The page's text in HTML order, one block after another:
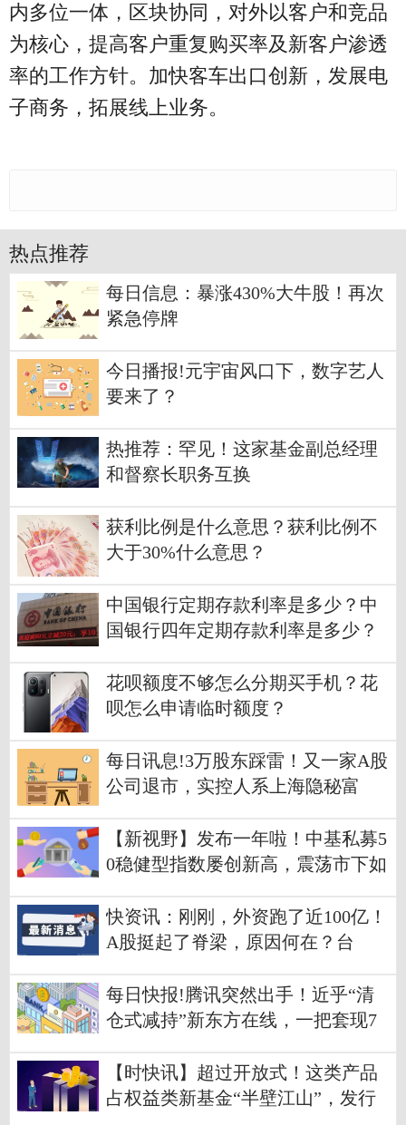
内多位一体，区块协同，对外以客户和竞品
为核心，提高客户重复购买率及新客户渗透
率的工作方针。加快客车出口创新，发展电
子商务，拓展线上业务。
热点推荐
每日信息：暴涨430%大牛股！再次
紧急停牌
今日播报!元宇宙风口下，数字艺人
要来了？
热推荐：罕见！这家基金副总经理
和督察长职务互换
获利比例是什么意思？获利比例不
大于30%什么意思？
中国银行定期存款利率是多少？中
国银行四年定期存款利率是多少？
花呗额度不够怎么分期买手机？花
呗怎么申请临时额度？
每日讯息!3万股东踩雷！又一家A股
公司退市，实控人系上海隐秘富
增至43家
【新视野】发布一年啦！中基私募5
0稳健型指数屡创新高，震荡市下如
快资讯：刚刚，外资跑了近100亿！
A股挺起了脊梁，原因何在？台
车炸毁！富士山或喷发？日警察厅
全面准备！
每日快报!腾讯突然出手！近乎“清
仓式减持”新东方在线，一把套现7
有机构挖董宇辉！一根玉米卖6元被
质疑太贵
【时快讯】超过开放式！这类产品
占权益类新基金“半壁江山”，发行